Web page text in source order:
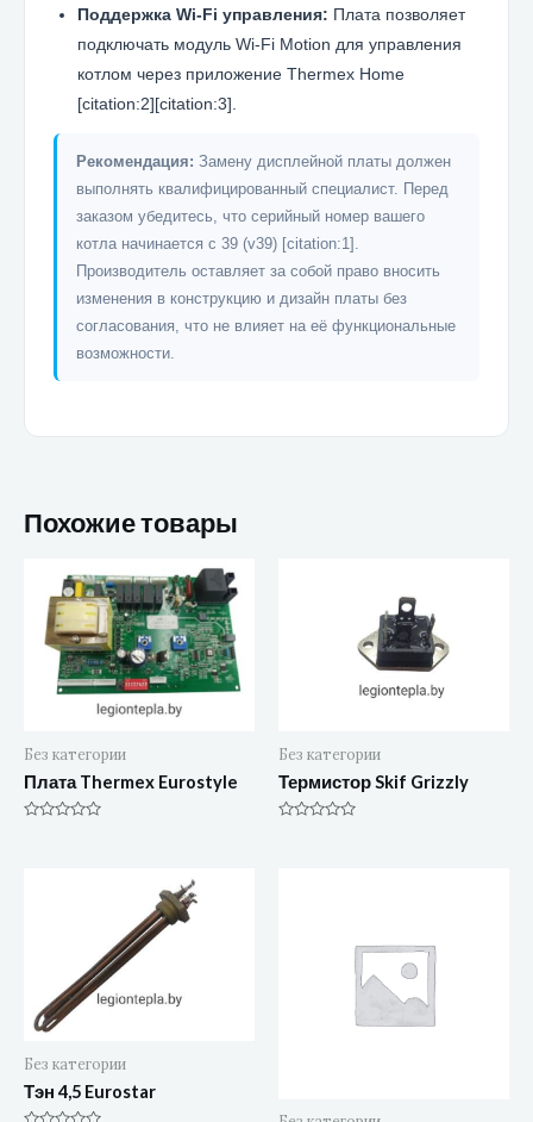
Поддержка Wi-Fi управления: Плата позволяет
подключать модуль Wi-Fi Motion для управления
котлом через приложение Thermex Home
[citation:2][citation:3].
Рекомендация: Замену дисплейной платы должен
выполнять квалифицированный специалист. Перед
заказом убедитесь, что серийный номер вашего
котла начинается с 39 (v39) [citation:1].
Производитель оставляет за собой право вносить
изменения в конструкцию и дизайн платы без
согласования, что не влияет на её функциональные
возможности.
Похожие товары
Без категории
Плата Thermex Eurostyle
Без категории
Термистор Skif Grizzly
Без категории
Тэн 4,5 Eurostar